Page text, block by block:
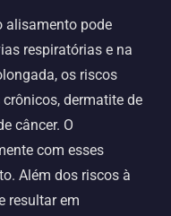
alisamento pode
respiratórias e na
os riscos
dermatite de
câncer. O
com esses
Além dos riscos à
resultar em